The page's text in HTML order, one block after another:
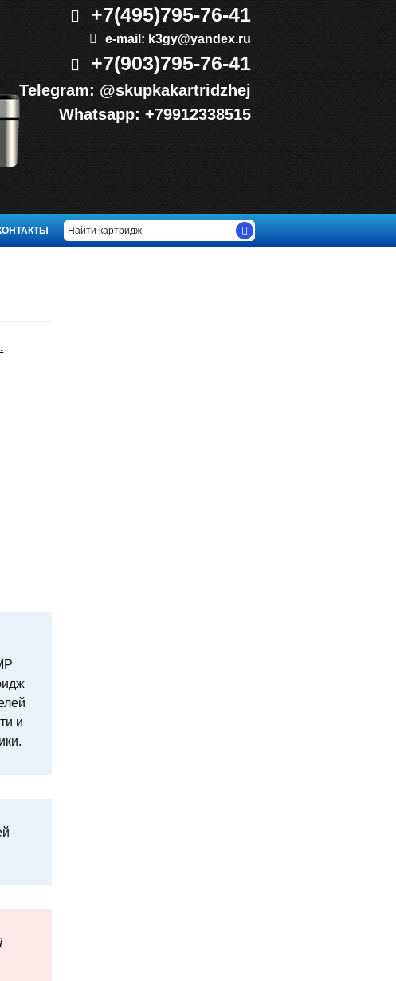
+7(495)795-76-41
e-mail: k3gy@yandex.ru
+7(903)795-76-41
Telegram: @skupkakartridzhej
Whatsapp: +79912338515
и